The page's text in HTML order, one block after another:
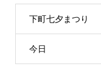
下町七夕まつり
今日